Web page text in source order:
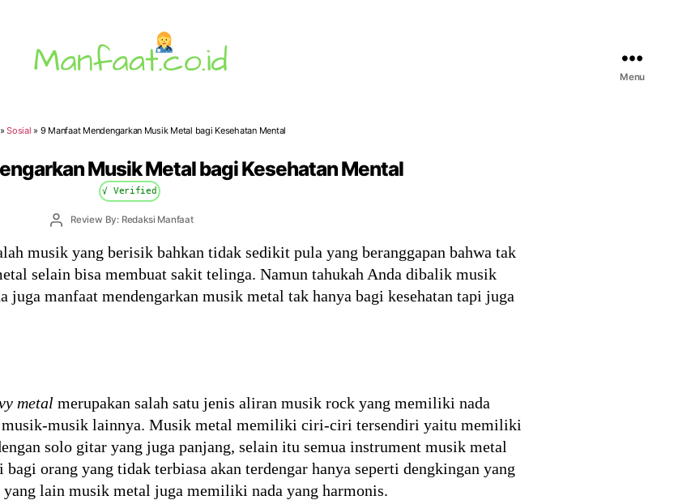
Menu
Sosial » 9 Manfaat Mendengarkan Musik Metal bagi Kesehatan Mental
Musik Metal bagi Kesehatan Mental
√ Verified
PostReview By: Redaksi Manfaat
musik yang berisik bahkan tidak sedikit pula yang beranggapan bahwa tak
selain bisa membuat sakit telinga. Namun tahukah Anda dibalik musik
juga manfaat mendengarkan musik metal tak hanya bagi kesehatan tapi juga
metal merupakan salah satu jenis aliran musik rock yang memiliki nada
musik-musik lainnya. Musik metal memiliki ciri-ciri tersendiri yaitu memiliki
solo gitar yang juga panjang, selain itu semua instrument musik metal
orang yang tidak terbiasa akan terdengar hanya seperti dengkingan yang
lain musik metal juga memiliki nada yang harmonis.